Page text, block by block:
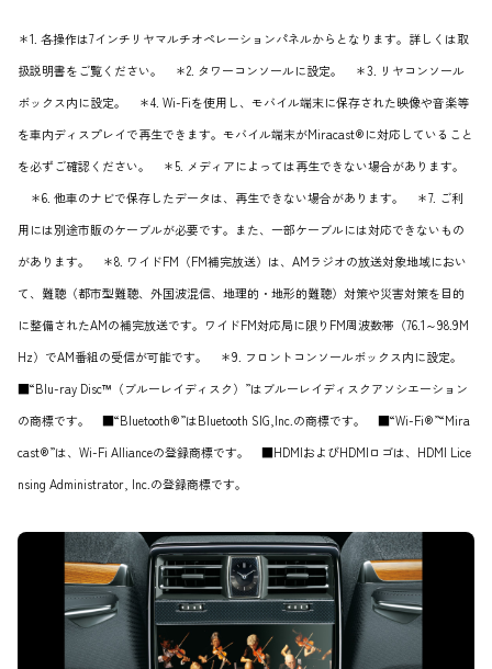
＊1. 各操作は7インチリヤマルチオペレーションパネルからとなります。詳しくは取
扱説明書をご覧ください。 ＊2. タワーコンソールに設定。 ＊3. リヤコンソール
ボックス内に設定。 ＊4. Wi-Fiを使用し、モバイル端末に保存された映像や音楽等
を車内ディスプレイで再生できます。モバイル端末がMiracast®に対応していること
を必ずご確認ください。 ＊5. メディアによっては再生できない場合があります。
＊6. 他車のナビで保存したデータは、再生できない場合があります。 ＊7. ご利
用には別途市販のケーブルが必要です。また、一部ケーブルには対応できないもの
があります。 ＊8. ワイドFM（FM補完放送）は、AMラジオの放送対象地域におい
て、難聴（都市型難聴、外国波混信、地理的・地形的難聴）対策や災害対策を目的
に整備されたAMの補完放送です。ワイドFM対応局に限りFM周波数帯（76.1～98.9M
Hz）でAM番組の受信が可能です。 ＊9. フロントコンソールボックス内に設定。
■“Blu-ray Disc™（ブルーレイディスク）”はブルーレイディスクアソシエーション
の商標です。 ■“Bluetooth®”はBluetooth SIG,Inc.の商標です。 ■“Wi-Fi®”“Mira
cast®”は、Wi-Fi Allianceの登録商標です。 ■HDMIおよびHDMIロゴは、HDMI Lice
nsing Administrator, Inc.の登録商標です。